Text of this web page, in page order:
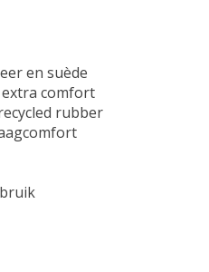
en suède
comfort
rubber
is